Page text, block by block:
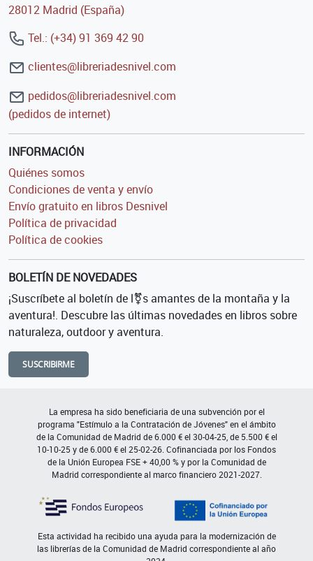
28012 Madrid (España)
Tel.: (+34) 91 369 42 90
clientes@libreriadesnivel.com
pedidos@libreriadesnivel.com
(pedidos de internet)
INFORMACIÓN
Quiénes somos
Condiciones de venta y envío
Envío gratuito en libros Desnivel
Política de privacidad
Política de cookies
BOLETÍN DE NOVEDADES
¡Suscríbete al boletín de l⚧s amantes de la montaña y la
aventura!. Descubre las últimas novedades en libros sobre
naturaleza, outdoor y aventura.
SUSCRIBIRME
La empresa ha sido beneficiaria de una subvención por el
programa "Estímulo a la Contratación de Jóvenes" en el ámbito
de la Comunidad de Madrid de 6.000 € el 30-04-25, de 5.500 € el
10-10-25 y de 6.000 € el 25-02-26. Cofinanciada por los Fondos
de la Unión Europea FSE + 40,00 % y por la Comunidad de
Madrid correspondiente al marco financiero 2021-2027.
Esta actividad ha recibido una ayuda para la modernización de
las librerías de la Comunidad de Madrid correspondiente al año